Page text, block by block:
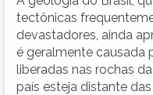
tectônicas
devastadores, ainda
é geralmente causada
liberadas nas rochas
país esteja distante